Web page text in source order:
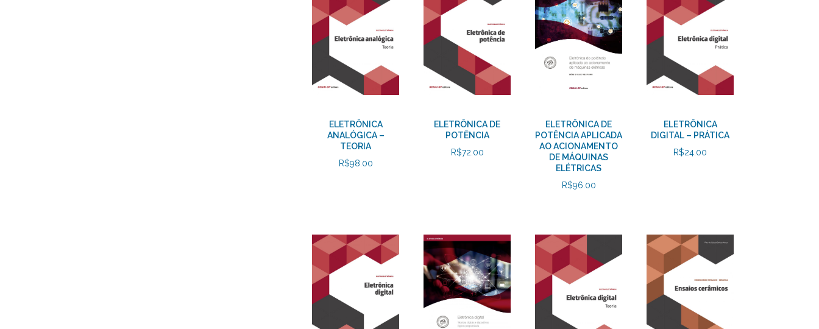
ELETRÔNICA
ANALÓGICA –
TEORIA
R$98.00
ELETRÔNICA DE
POTÊNCIA
R$72.00
ELETRÔNICA DE
POTÊNCIA APLICADA
AO ACIONAMENTO
DE MÁQUINAS
ELÉTRICAS
R$96.00
ELETRÔNICA
DIGITAL – PRÁTICA
R$24.00